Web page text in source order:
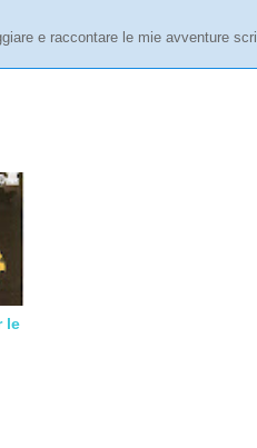
e raccontare le mie avventure
le